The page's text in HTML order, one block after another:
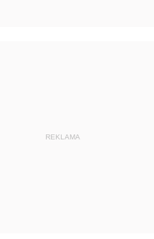
REKLAMA